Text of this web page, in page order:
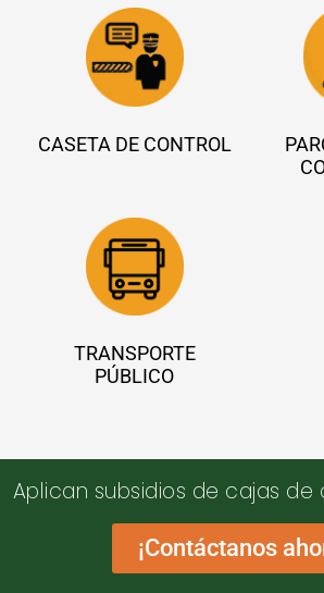
CASETA DE CONTROL
TRANSPORTE
PÚBLICO
Aplican subsidios de cajas
¡Contáctanos